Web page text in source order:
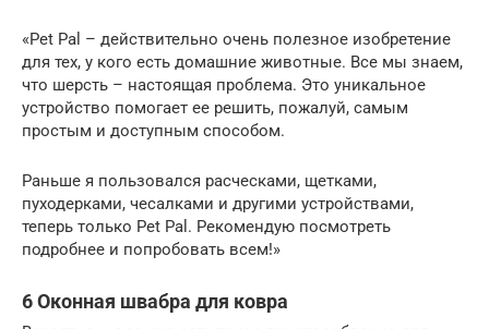
«Pet Pal – действительно очень полезное изобретение
для тех, у кого есть домашние животные. Все мы знаем,
что шерсть – настоящая проблема. Это уникальное
устройство помогает ее решить, пожалуй, самым
простым и доступным способом.
Раньше я пользовался расческами, щетками,
пуходерками, чесалками и другими устройствами,
теперь только Pet Pal. Рекомендую посмотреть
подробнее и попробовать всем!»
6 Оконная швабра для ковра